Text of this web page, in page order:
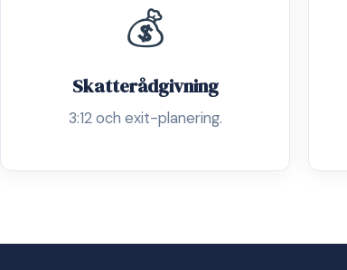
💰
Skatterådgivning
3:12 och exit-planering.